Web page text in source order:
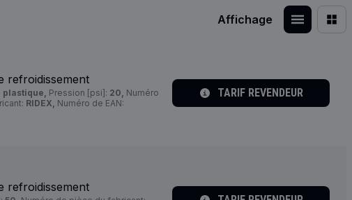
Affichage
refroidissement
plastique, Pression [psi]: 20, Numéro
RIDEX, Numéro de EAN:
TARIF REVENDEUR
refroidissement